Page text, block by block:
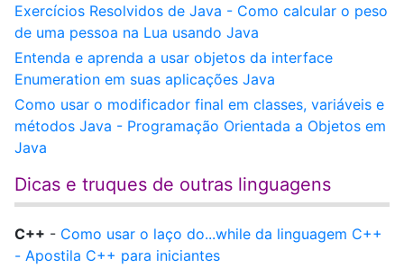
Exercícios Resolvidos de Java - Como calcular o peso
de uma pessoa na Lua usando Java
Entenda e aprenda a usar objetos da interface
Enumeration em suas aplicações Java
Como usar o modificador final em classes, variáveis e
métodos Java - Programação Orientada a Objetos em
Java
Dicas e truques de outras linguagens
C++ - Como usar o laço do...while da linguagem C++
- Apostila C++ para iniciantes